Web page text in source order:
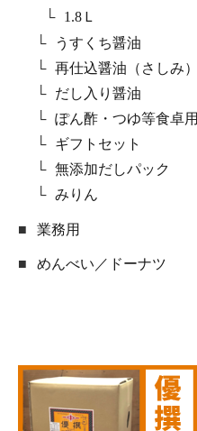
1.8Ｌ
うすくち醤油
再仕込醤油（さしみ）
だし入り醤油
ぽん酢・つゆ等食卓用
ギフトセット
無添加だしパック
みりん
業務用
めんべい／ドーナツ